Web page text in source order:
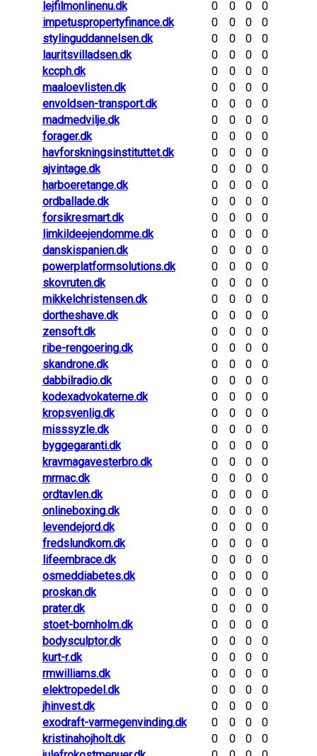
lejfilmonlinenu.dk
0 0 0
0
impetuspropertyfinance.dk
0 0 0
0
stylinguddannelsen.dk
0 0 0
0
lauritsvilladsen.dk
0 0 0
0
kccph.dk
0 0 0
0
maaloevlisten.dk
0 0 0
0
envoldsen-transport.dk
0 0 0
0
madmedvilje.dk
0 0 0
0
forager.dk
0 0 0
0
havforskningsinstituttet.dk
0 0 0
0
ajvintage.dk
0 0 0
0
harboeretange.dk
0 0 0
0
ordballade.dk
0 0 0
0
forsikresmart.dk
0 0 0
0
limkildeejendomme.dk
0 0 0
0
danskispanien.dk
0 0 0
0
powerplatformsolutions.dk
0 0 0
0
skovruten.dk
0 0 0
0
mikkelchristensen.dk
0 0 0
0
dortheshave.dk
0 0 0
0
zensoft.dk
0 0 0
0
ribe-rengoering.dk
0 0 0
0
skandrone.dk
0 0 0
0
dabbilradio.dk
0 0 0
0
kodexadvokaterne.dk
0 0 0
0
kropsvenlig.dk
0 0 0
0
misssyzle.dk
0 0 0
0
byggegaranti.dk
0 0 0
0
kravmagavesterbro.dk
0 0 0
0
mrmac.dk
0 0 0
0
ordtavlen.dk
0 0 0
0
onlineboxing.dk
0 0 0
0
levendejord.dk
0 0 0
0
fredslundkom.dk
0 0 0
0
lifeembrace.dk
0 0 0
0
osmeddiabetes.dk
0 0 0
0
proskan.dk
0 0 0
0
prater.dk
0 0 0
0
stoet-bornholm.dk
0 0 0
0
bodysculptor.dk
0 0 0
0
kurt-r.dk
0 0 0
0
rmwilliams.dk
0 0 0
0
elektropedel.dk
0 0 0
0
jhinvest.dk
0 0 0
0
exodraft-varmegenvinding.dk
0 0 0
0
kristinahojholt.dk
0 0 0
0